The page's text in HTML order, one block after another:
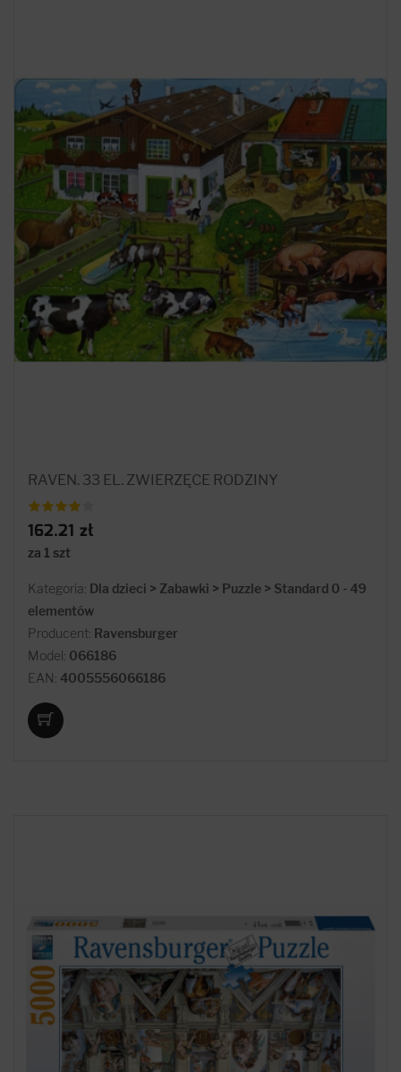
RAVEN. 33 EL. ZWIERZĘCE RODZINY
162.21 zł
za 1 szt
Kategoria: Dla dzieci > Zabawki > Puzzle > Standard 0 - 49
elementów
Producent: Ravensburger
Model: 066186
EAN: 4005556066186